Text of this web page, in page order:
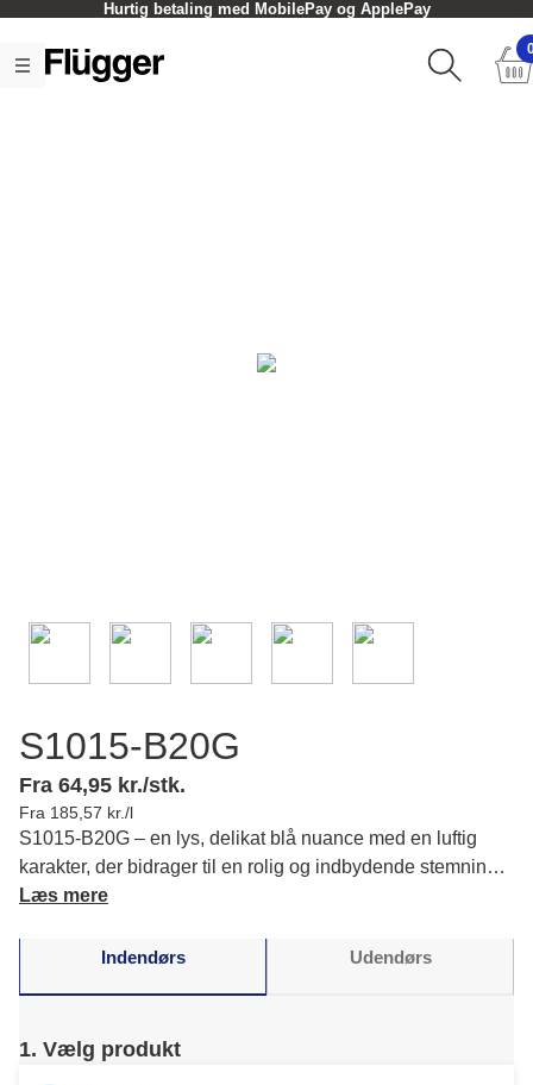
Hurtig betaling med MobilePay og ApplePay
S1015-B20G
Fra 64,95 kr./stk.
Fra 185,57 kr./l
S1015-B20G – en lys, delikat blå nuance med en luftig
karakter, der bidrager til en rolig og indbydende stemning i
dit rum. Læs mere om farvens karakter og matchende
Læs mere
Indendørs Udendørs
1. Vælg produkt